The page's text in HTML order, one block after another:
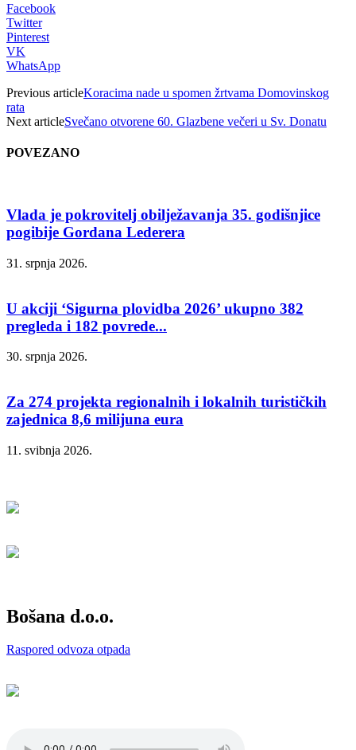
Facebook
Twitter
Pinterest
VK
WhatsApp
Previous articleKoracima nade u spomen žrtvama Domovinskog
rata
Next articleSvečano otvorene 60. Glazbene večeri u Sv. Donatu
POVEZANO
Vlada je pokrovitelj obilježavanja 35. godišnjice
pogibije Gordana Lederera
31. srpnja 2026.
U akciji ‘Sigurna plovidba 2026’ ukupno 382
pregleda i 182 povrede...
30. srpnja 2026.
Za 274 projekta regionalnih i lokalnih turističkih
zajednica 8,6 milijuna eura
11. svibnja 2026.
Bošana d.o.o.
Raspored odvoza otpada